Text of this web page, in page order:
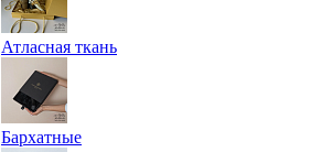
Атласная ткань
Бархатные